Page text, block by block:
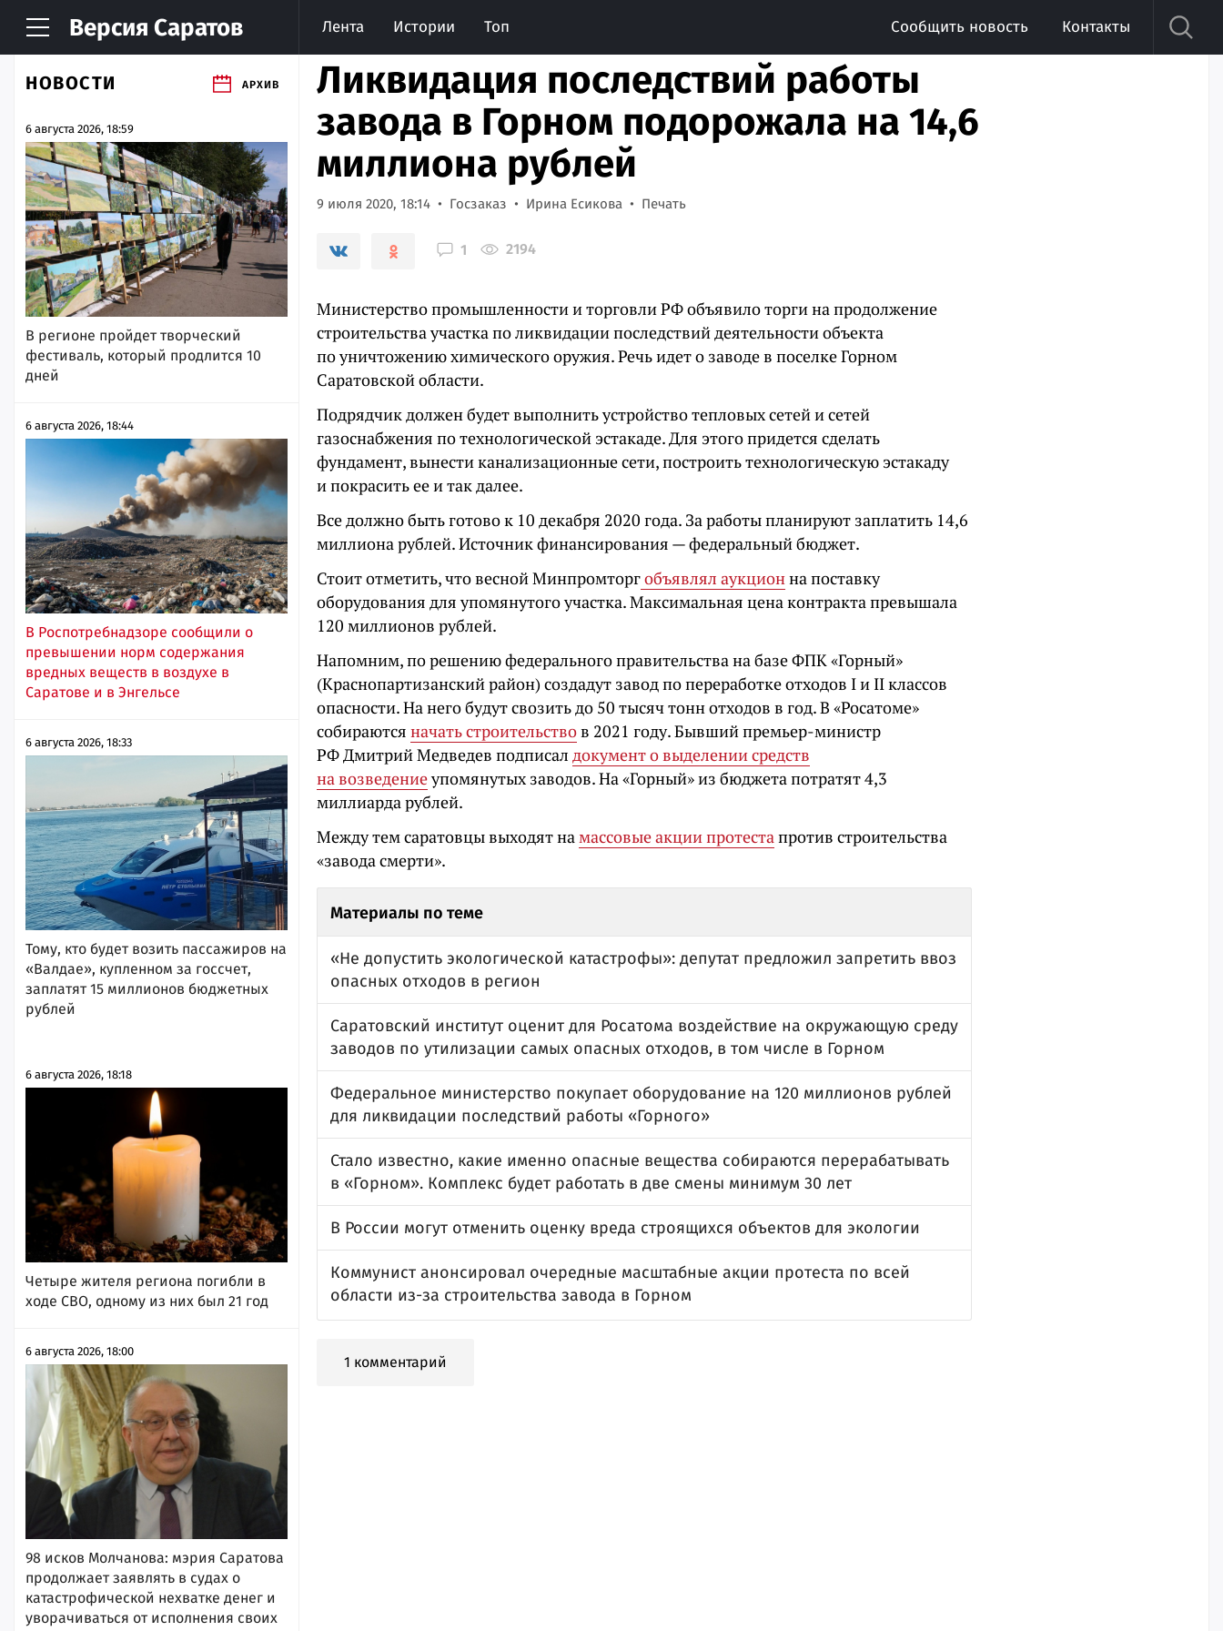
Версия Саратов Лента Истории Топ Сообщить новость Контакты
НОВОСТИ АРХИВ
6 августа 2026, 18:59
В регионе пройдет творческий
фестиваль, который продлится 10
дней
6 августа 2026, 18:44
В Роспотребнадзоре сообщили о
превышении норм содержания
вредных веществ в воздухе в
Саратове и в Энгельсе
6 августа 2026, 18:33
Тому, кто будет возить пассажиров на
«Валдае», купленном за госсчет,
заплатят 15 миллионов бюджетных
рублей
6 августа 2026, 18:18
Четыре жителя региона погибли в
ходе СВО, одному из них был 21 год
6 августа 2026, 18:00
98 исков Молчанова: мэрия Саратова
продолжает заявлять в судах о
катастрофической нехватке денег и
уворачиваться от исполнения своих
Ликвидация последствий работы
завода в Горном подорожала на 14,6
миллиона рублей
9 июля 2020, 18:14 Госзаказ Ирина Есикова Печать
1 2194
Министерство промышленности и торговли РФ объявило торги на продолжение
строительства участка по ликвидации последствий деятельности объекта
по уничтожению химического оружия. Речь идет о заводе в поселке Горном
Саратовской области.
Подрядчик должен будет выполнить устройство тепловых сетей и сетей
газоснабжения по технологической эстакаде. Для этого придется сделать
фундамент, вынести канализационные сети, построить технологическую эстакаду
и покрасить ее и так далее.
Все должно быть готово к 10 декабря 2020 года. За работы планируют заплатить 14,6
миллиона рублей. Источник финансирования — федеральный бюджет.
Стоит отметить, что весной Минпромторгобъявлял аукционна поставку
оборудования для упомянутого участка. Максимальная цена контракта превышала
120 миллионов рублей.
Напомним, по решению федерального правительства на базе ФПК «Горный»
(Краснопартизанский район) создадут завод по переработке отходов I и II классов
опасности. На него будут свозить до 50 тысяч тонн отходов в год.В «Росатоме»
собираются начать строительствов 2021 году. Бывший премьер-министр
РФ Дмитрий Медведев подписал документ о выделении средств
на возведениеупомянутых заводов. На «Горный» из бюджета потратят 4,3
миллиарда рублей.
Между тем саратовцы выходят намассовые акции протестапротив строительства
«завода смерти».
Материалы по теме
«Не допустить экологической катастрофы»: депутат предложил запретить ввоз
опасных отходов в регион
Саратовский институт оценит для Росатома воздействие на окружающую среду
заводов по утилизации самых опасных отходов, в том числе в Горном
Федеральное министерство покупает оборудование на 120 миллионов рублей
для ликвидации последствий работы «Горного»
Стало известно, какие именно опасные вещества собираются перерабатывать
в «Горном». Комплекс будет работать в две смены минимум 30 лет
В России могут отменить оценку вреда строящихся объектов для экологии
Коммунист анонсировал очередные масштабные акции протеста по всей
области из-за строительства завода в Горном
1 комментарий